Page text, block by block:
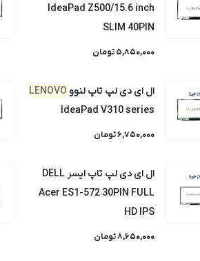
IdeaPad Z500/15.6 inch
SLIM 40PIN
5,850,000 تومان
ال ای دی لپ تاپ لنوو LENOVO
IdeaPad V310 series
6,750,000 تومان
ال ای دی لپ تاپ ایسر DELL
Acer ES1-572 30PIN FULL
HD IPS
8,650,000 تومان